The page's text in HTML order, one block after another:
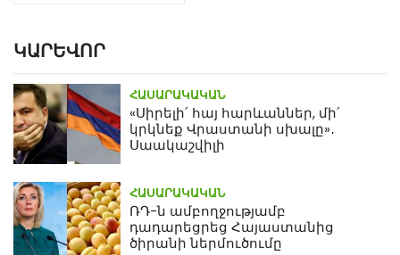
ԿԱՐԵՎՈՐ
ՀԱՍԱՐԱԿԱԿԱՆ
«Սիրելի՛ հայ հարևաններ, մի՛
կրկնեք Վրաստանի սխալը»․
Սաակաշվիլի
ՀԱՍԱՐԱԿԱԿԱՆ
ՌԴ-ն ամբողջությամբ
դադարեցրեց Հայաստանից
ծիրանի ներմուծումը